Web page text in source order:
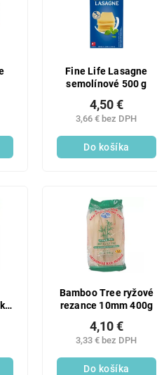
Fine Life Lasagne
semolínové 500 g
3,66 € bez DPH
4,50 €
Do košíka
Bamboo Tree ryžové
rezance 10mm 400g
3,33 € bez DPH
4,10 €
Do košíka